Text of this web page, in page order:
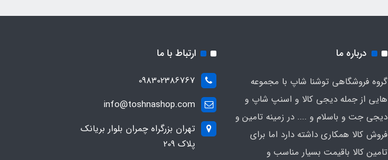
درباره ما
گروه فروشگاهی توشنا شاپ با مجموعه
هایی از جمله دیجی کالا و اسنپ شاپ و
دیجی جت و باسلام و .... در زمینه تامین و
فروش کالا همکاری داشته دارد اما برای
تامین کالا باقیمت بسیار مناسب و
ارتباط با ما
098302386767
info@toshnashop.com
تهران بزرگراه چمران بلوار بریانک
پلاک 209